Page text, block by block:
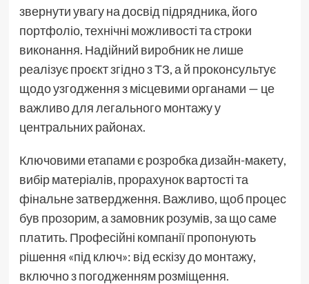
звернути увагу на досвід підрядника, його
портфоліо, технічні можливості та строки
виконання. Надійний виробник не лише
реалізує проєкт згідно з ТЗ, а й проконсультує
щодо узгодження з місцевими органами — це
важливо для легального монтажу у
центральних районах.
Ключовими етапами є розробка дизайн-макету,
вибір матеріалів, прорахунок вартості та
фінальне затвердження. Важливо, щоб процес
був прозорим, а замовник розумів, за що саме
платить. Професійні компанії пропонують
рішення «під ключ»: від ескізу до монтажу,
включно з погодженням розміщення.